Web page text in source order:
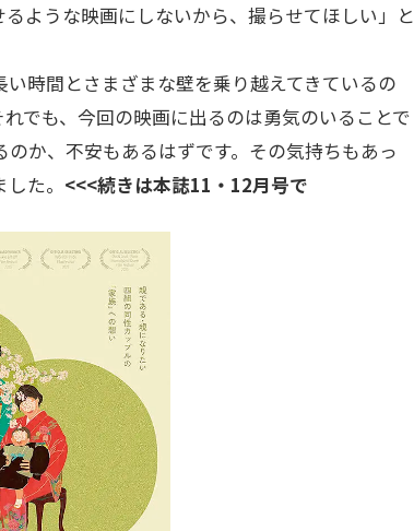
ような映画にしないから、撮らせてほしい」と
時間とさまざまな壁を乗り越えてきているの
でも、今回の映画に出るのは勇気のいることで
か、不安もあるはずです。その気持ちもあっ
た。 <<<続きは本誌11・12月号で